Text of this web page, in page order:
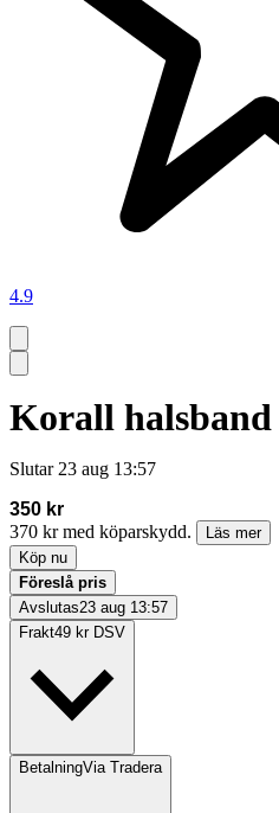
4.9
Korall halsband
Slutar 23 aug 13:57
350 kr
370 kr med köparskydd.
Läs mer
Köp nu
Föreslå pris
Avslutas23 aug 13:57
Frakt49 kr DSV
BetalningVia Tradera